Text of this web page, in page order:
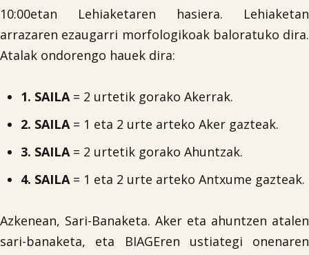
10:00etan Lehiaketaren hasiera. Lehiaketan
arrazaren ezaugarri morfologikoak baloratuko dira.
Atalak ondorengo hauek dira:
1. SAILA= 2 urtetik gorako Akerrak.
2. SAILA= 1 eta 2 urte arteko Aker gazteak.
3. SAILA= 2 urtetik gorako Ahuntzak.
4. SAILA= 1 eta 2 urte arteko Antxume gazteak.
Azkenean, Sari-Banaketa. Aker eta ahuntzen atalen
sari-banaketa, eta BIAGEren ustiategi onenaren